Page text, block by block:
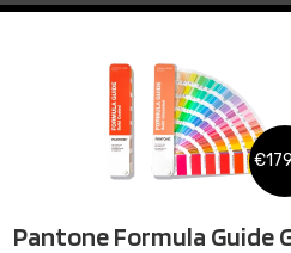
Pantone Formula Guide